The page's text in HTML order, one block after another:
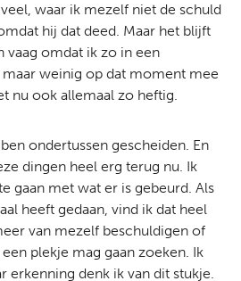
waar ik mezelf niet de schuld
hij dat deed. Maar het blijft
vaag omdat ik zo in een
weinig op dat moment mee
nu ook allemaal zo heftig.
ondertussen gescheiden. En
dingen heel erg terug nu. Ik
gaan met wat er is gebeurd. Als
heeft gedaan, vind ik dat heel
van mezelf beschuldigen of
plekje mag gaan zoeken. Ik
erkenning denk ik van dit stukje.